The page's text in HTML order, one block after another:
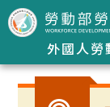
跳到主要內容區
外國人勞